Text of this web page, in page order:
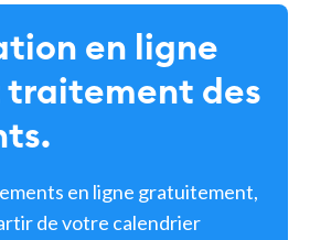
en ligne
des
en ligne gratuitement,
de votre calendrier